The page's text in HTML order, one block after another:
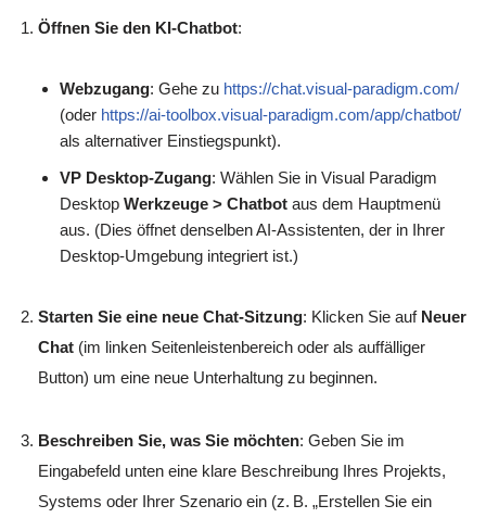
Öffnen Sie den KI-Chatbot:
Webzugang: Gehe zu https://chat.visual-paradigm.com/
(oder https://ai-toolbox.visual-paradigm.com/app/chatbot/
als alternativer Einstiegspunkt).
VP Desktop-Zugang: Wählen Sie in Visual Paradigm
Desktop Werkzeuge > Chatbot aus dem Hauptmenü
aus. (Dies öffnet denselben AI-Assistenten, der in Ihrer
Desktop-Umgebung integriert ist.)
Starten Sie eine neue Chat-Sitzung: Klicken Sie auf Neuer
Chat (im linken Seitenleistenbereich oder als auffälliger
Button) um eine neue Unterhaltung zu beginnen.
Beschreiben Sie, was Sie möchten: Geben Sie im
Eingabefeld unten eine klare Beschreibung Ihres Projekts,
Systems oder Ihrer Szenario ein (z. B. „Erstellen Sie ein